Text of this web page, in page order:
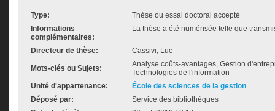
Type:
Thèse ou essai doctoral accepté
Informations
complémentaires:
La thèse a été numérisée telle que
Directeur de thèse: Cassivi, Luc
Mots-clés ou Sujets:
Analyse coûts-avantages, Gestion
Technologies de l'information
Unité d'appartenance:
École des sciences de la gestion
Déposé par:
Service des bibliothèques